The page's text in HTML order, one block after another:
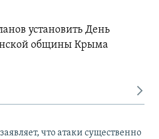
установить День
общины Крыма
что атаки существенно